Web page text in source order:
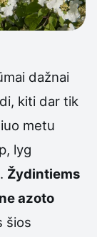
dažnai
kiti dar tik
metu
lyg
Žydintiems
azoto
šios